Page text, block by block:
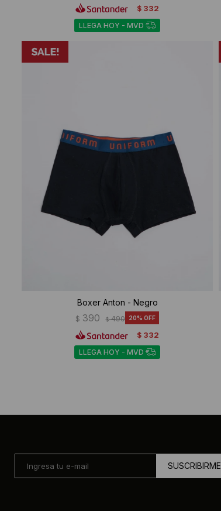
$ 332
LLEGA HOY - MVD
Boxer Anton - Negro
$ 390 $ 490 20
$ 332
LLEGA HOY - MVD
SUSCRIBIRME